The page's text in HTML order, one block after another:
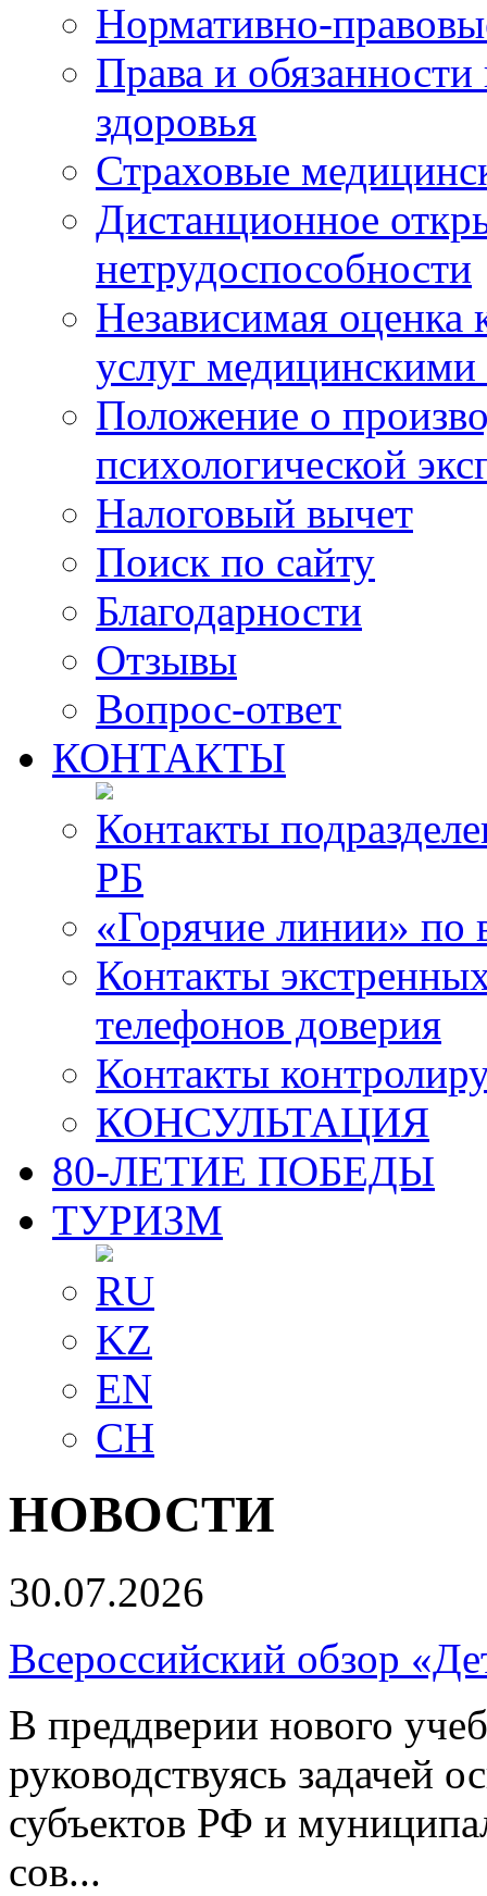
Нормативно-
Права и
здоровья
Страховые
Дистанционное
нетрудоспособности
Независимая оценка
услуг
Положение о
психологической
Налоговый вычет
Поиск по сайту
Благодарности
Отзывы
Вопрос-ответ
КОНТАКТЫ
Контакты
РБ
«Горячие линии» по
Контакты
телефонов доверия
Контакты
КОНСУЛЬТАЦИЯ
80-ЛЕТИЕ ПОБЕДЫ
ТУРИЗМ
RU
KZ
EN
CH
НОВОСТИ
30.07.2026
Всероссийский обзор
В преддверии нового
руководствуясь задачей
субъектов РФ и
сов...